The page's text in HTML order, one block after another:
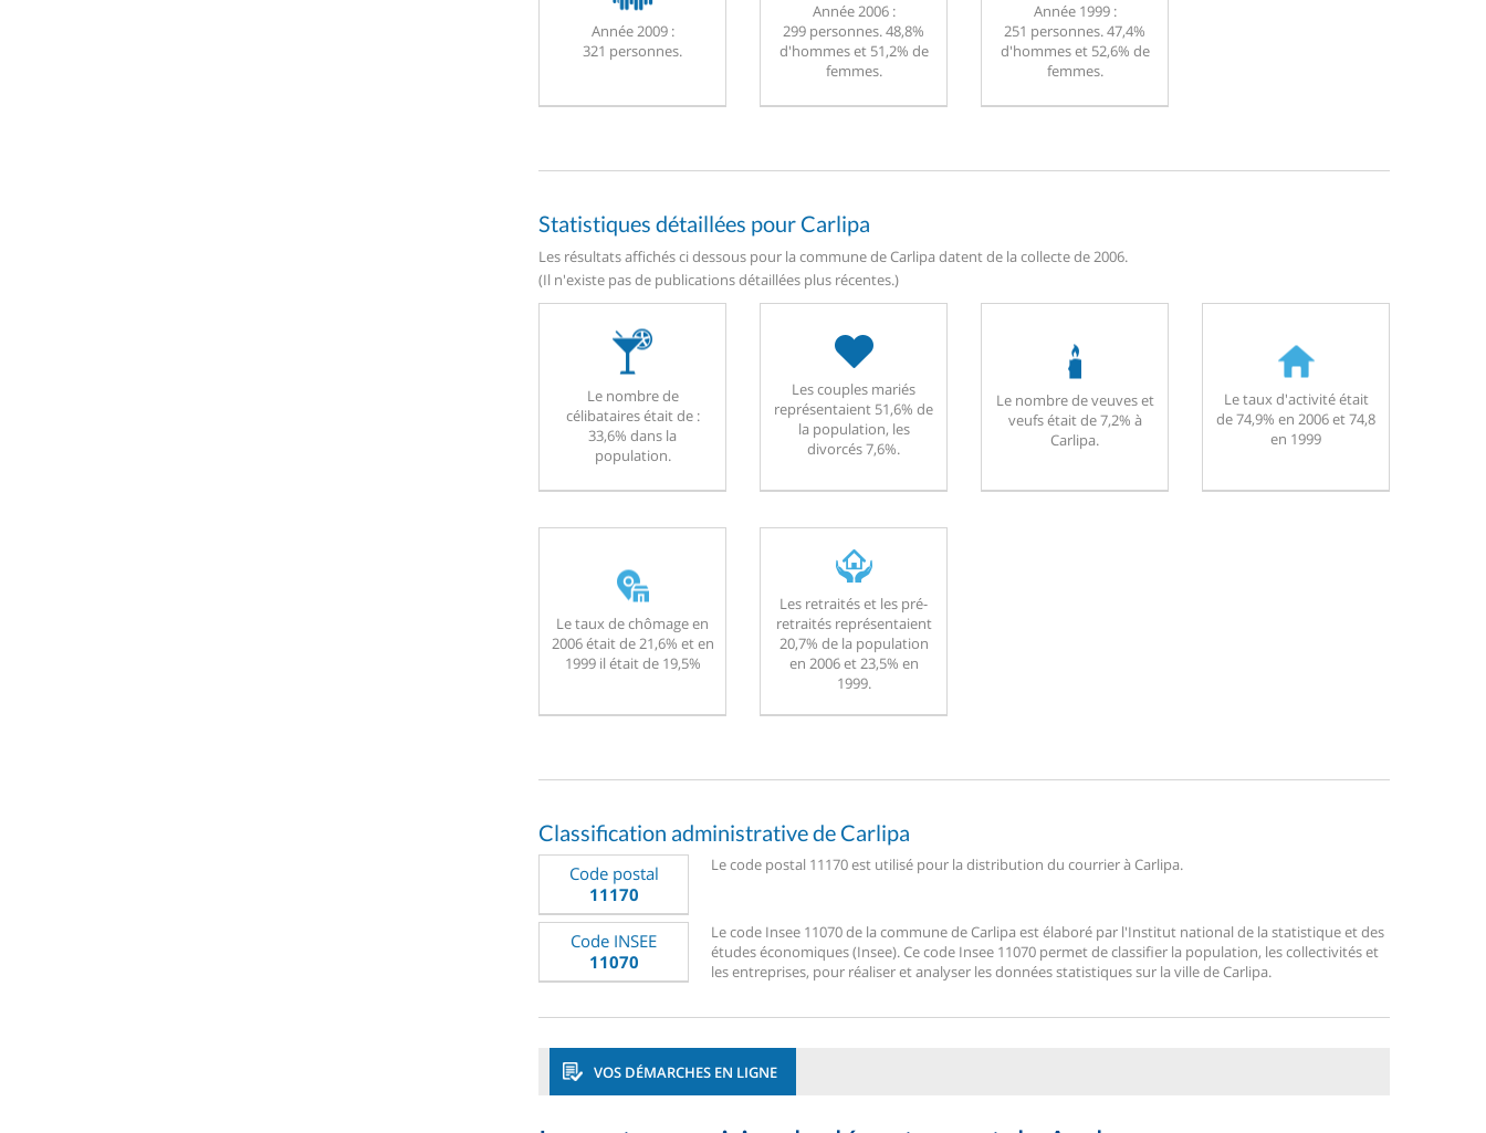
Année 2009 :
321 personnes.
Année 2006 :
299 personnes. 48,8%
d'hommes et 51,2% de
femmes.
Année 1999 :
251 personnes. 47,4%
d'hommes et 52,6% de
femmes.
Statistiques détaillées pour Carlipa
Les résultats affichés ci dessous pour la commune de Carlipa datent de la collecte de 2006.
(Il n'existe pas de publications détaillées plus récentes.)
Le nombre de
célibataires était de :
33,6% dans la
population.
Les couples mariés
représentaient 51,6% de
la population, les
divorcés 7,6%.
Le nombre de veuves et
veufs était de 7,2% à
Carlipa.
Le taux d'activité était
de 74,9% en 2006 et 74,8
en 1999
Le taux de chômage en
2006 était de 21,6% et en
1999 il était de 19,5%
Les retraités et les pré-
retraités représentaient
20,7% de la population
en 2006 et 23,5% en
1999.
Classification administrative de Carlipa
Code postal
11170
Le code postal 11170 est utilisé pour la distribution du courrier à Carlipa.
Code INSEE
11070
Le code Insee 11070 de la commune de Carlipa est élaboré par l'Institut national de la statistique et des
études économiques (Insee). Ce code Insee 11070 permet de classifier la population, les collectivités et
les entreprises, pour réaliser et analyser les données statistiques sur la ville de Carlipa.
VOS DÉMARCHES EN LIGNE